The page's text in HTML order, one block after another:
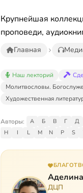
Крупнейшая
проповеди,
Главная
Наш лекторий
Молитвословы.
Художественная
Авторы: А Б В Г Д
H
I L M N P S
ДЦП